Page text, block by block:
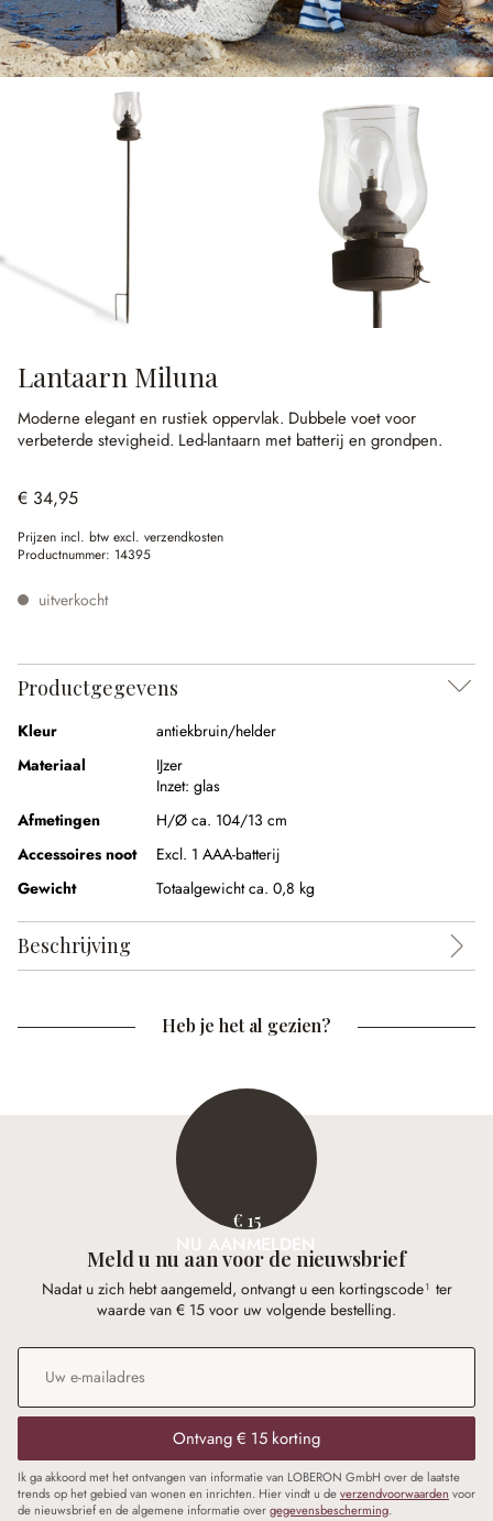
Lantaarn Miluna
Moderne elegant en rustiek oppervlak. Dubbele voet voor
verbeterde stevigheid. Led-lantaarn met batterij en grondpen.
€ 34,95
Prijzen incl. btw excl. verzendkosten
Productnummer: 14395
uitverkocht
Productgegevens
Kleur
antiekbruin/helder
Materiaal
IJzer
Inzet: glas
Afmetingen
H/Ø ca. 104/13 cm
Accessoires noot
Excl. 1 AAA-batterij
Gewicht
Totaalgewicht ca. 0,8 kg
Beschrijving
Heb je het al gezien?
€ 15
NU AANMELDEN
Meld u nu aan voor de nieuwsbrief
Nadat u zich hebt aangemeld, ontvangt u een kortingscode¹ ter
waarde van € 15 voor uw volgende bestelling.
E-mailadres
Ontvang € 15 korting
Ik ga akkoord met het ontvangen van informatie van LOBERON GmbH over de laatste
trends op het gebied van wonen en inrichten. Hier vindt u deverzendvoorwaarden voor
de nieuwsbrief en de algemene informatie overgegevensbescherming.